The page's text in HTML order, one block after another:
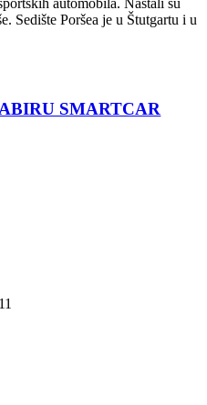
Sedište Poršea je u Štutgartu i u
SMARTCAR